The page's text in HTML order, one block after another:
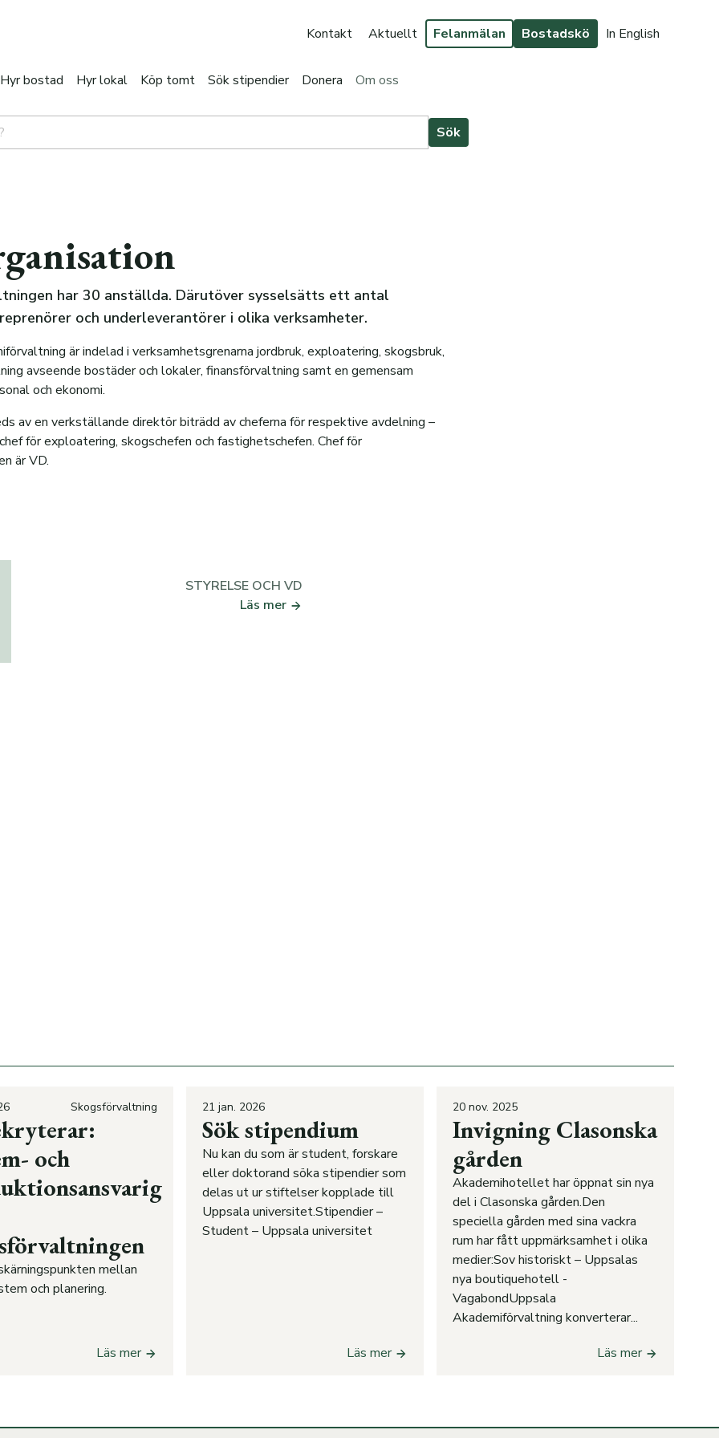
Kontakt Aktuellt Felanmälan Bostadskö In English
Hyr bostad Hyr lokal Köp tomt Sök stipendier Donera Om oss
har 30 anställda. Därutöver sysselsätts ett antal
och underleverantörer i olika verksamheter.
är indelad i verksamhetsgrenarna jordbruk, exploatering, skogsbruk,
avseende bostäder och lokaler, finansförvaltning samt en gemensam
och ekonomi.
av en verkställande direktör biträdd av cheferna för respektive avdelning –
för exploatering, skogschefen och fastighetschefen. Chef för
är VD.
STYRELSE OCH VD
Läs mer
Skogsförvaltning
och
mellan
och planering.
Läs mer
21 jan. 2026
Sök stipendium
Nu kan du som är student, forskare
eller doktorand söka stipendier som
delas ut ur stiftelser kopplade till
Uppsala universitet.Stipendier –
Student – Uppsala universitet
Läs mer
20 nov. 2025
Invigning Clasonska
gården
Akademihotellet har öppnat sin nya
del i Clasonska gården.Den
speciella gården med sina vackra
rum har fått uppmärksamhet i olika
medier:Sov historiskt – Uppsalas
nya boutiquehotell -
VagabondUppsala
Akademiförvaltning konverterar...
Läs mer